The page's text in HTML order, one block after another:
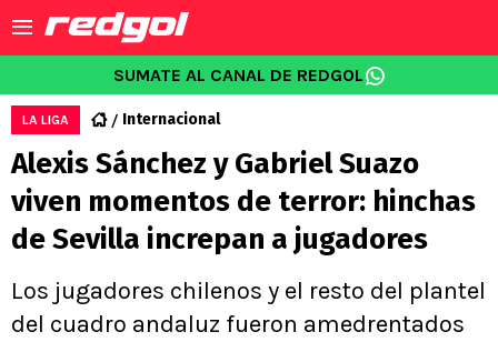
SUMATE AL CANAL DE REDGOL
LA LIGA Internacional
Alexis Sánchez y Gabriel Suazo
viven momentos de terror: hinchas
de Sevilla increpan a jugadores
Los jugadores chilenos y el resto del plantel
del cuadro andaluz fueron amedrentados